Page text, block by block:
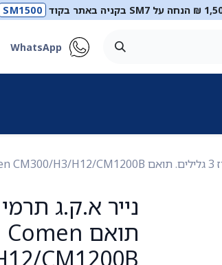
SM1500
WhatsApp
תואם Comen